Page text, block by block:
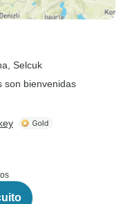
, Selcuk
son bienvenidas